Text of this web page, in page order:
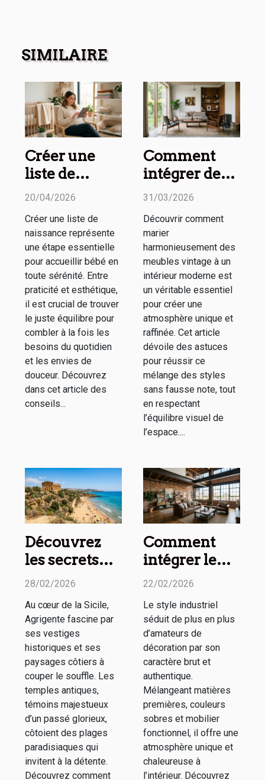
SIMILAIRE
Créer une
liste de
naissance
esthétique :
nos conseils
20/04/2026
Créer une liste de
naissance représente
une étape essentielle
pour accueillir bébé en
toute sérénité. Entre
praticité et esthétique,
il est crucial de trouver
le juste équilibre pour
combler à la fois les
besoins du quotidien
et les envies de
douceur. Découvrez
dans cet article des
conseils...
Comment
intégrer des
meubles
un espace
moderne ?
31/03/2026
Découvrir comment
marier
harmonieusement des
meubles vintage à un
intérieur moderne est
un véritable essentiel
pour créer une
atmosphère unique et
raffinée. Cet article
dévoile des astuces
pour réussir ce
mélange des styles
sans fausse note, tout
en respectant
l’équilibre visuel de
l’espace....
Découvrez
les secrets
des temples
plages
d'Agrigente
28/02/2026
Au cœur de la Sicile,
Agrigente fascine par
ses vestiges
historiques et ses
paysages côtiers à
couper le souffle. Les
temples antiques,
témoins majestueux
d’un passé glorieux,
côtoient des plages
paradisiaques qui
invitent à la détente.
Découvrez comment
Comment
intégrer le
style
dans votre
intérieur ?
22/02/2026
Le style industriel
séduit de plus en plus
d’amateurs de
décoration par son
caractère brut et
authentique.
Mélangeant matières
premières, couleurs
sobres et mobilier
fonctionnel, il offre une
atmosphère unique et
chaleureuse à
l’intérieur. Découvrez